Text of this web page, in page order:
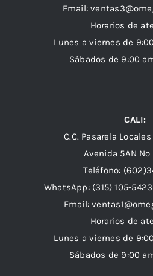
Email:
Horarios de
Lunes a viernes de
Sábados de 9:00
CALI:
C.C. Pasarela
Avenida 5AN
Teléfono:
WhatsApp: (315) 105-
Email:
Horarios de
Lunes a viernes de
Sábados de 9:00